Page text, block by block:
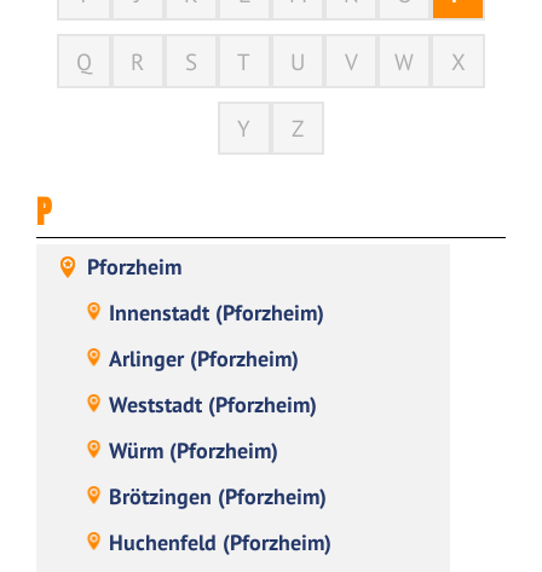
Q R S T U V W X
Y Z
P
Pforzheim
Innenstadt (Pforzheim)
Arlinger (Pforzheim)
Weststadt (Pforzheim)
Würm (Pforzheim)
Brötzingen (Pforzheim)
Huchenfeld (Pforzheim)